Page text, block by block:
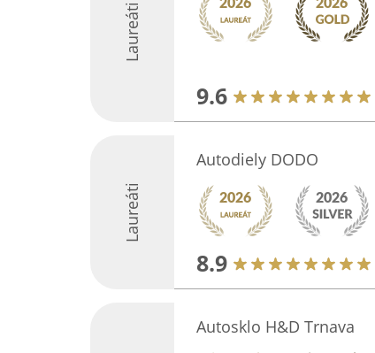
Laureáti
9.6
Laureáti
Autodiely DODO
8.9
Autosklo H&D Trnava